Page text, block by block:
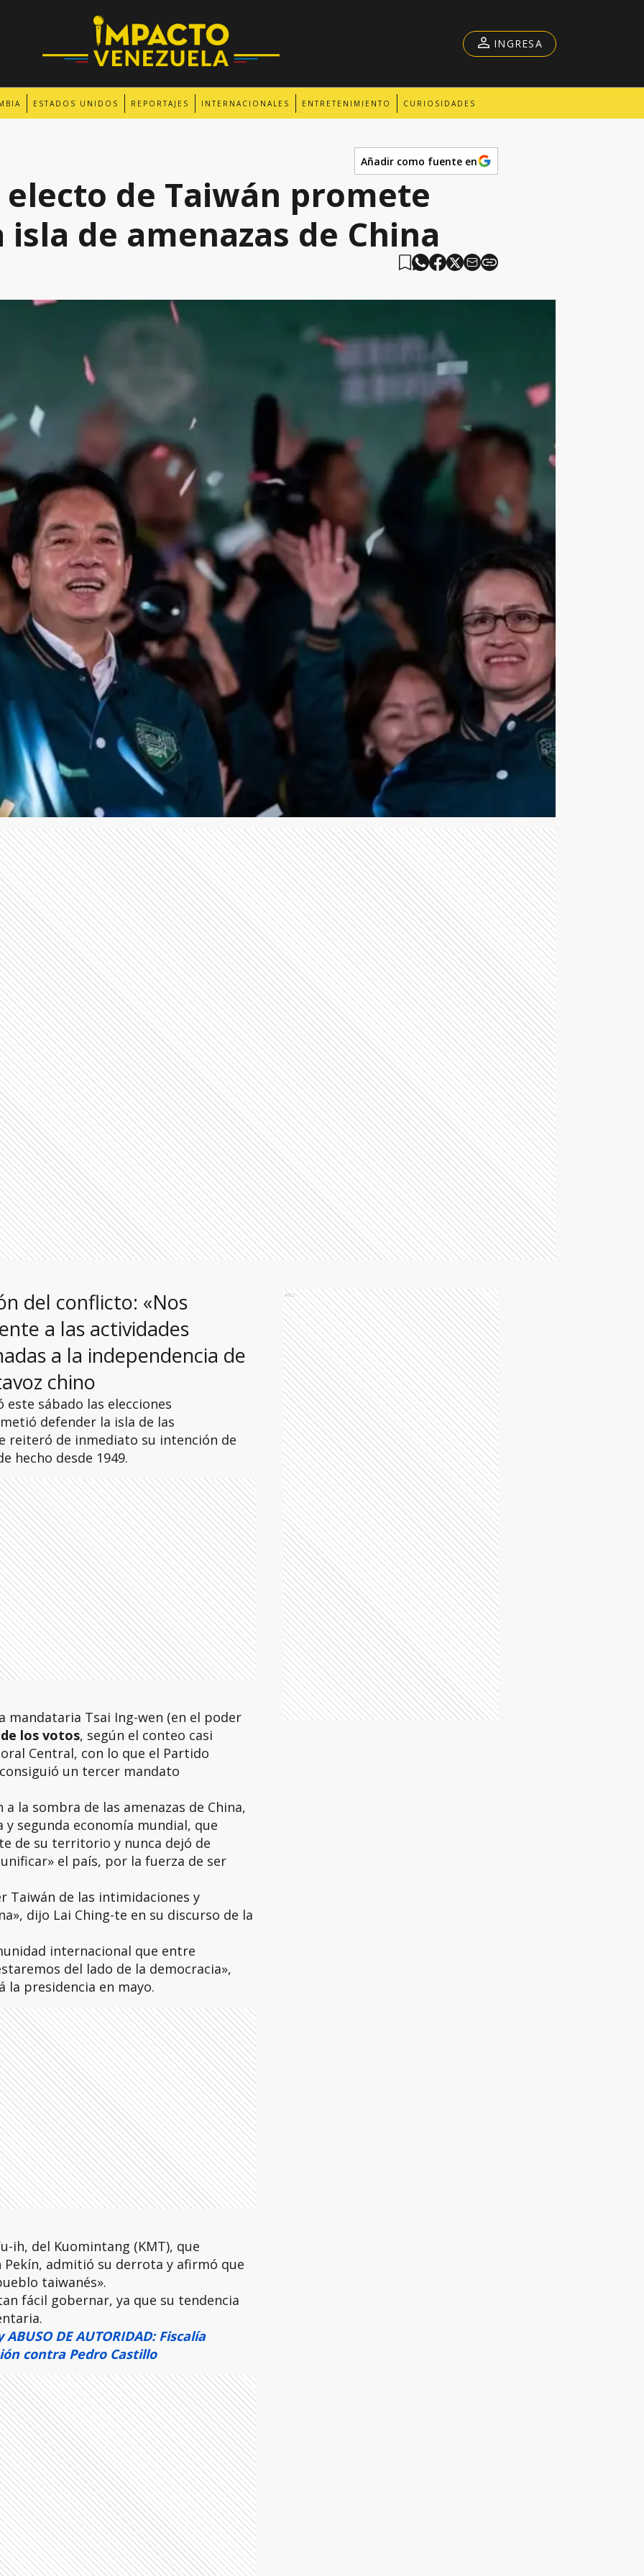
ESTADOS UNIDOS REPORTAJES INTERNACIONALES ENTRETENIMIENTO CURIOSIDADES
INGRESA
Añadir como fuente en
de Taiwán promete
de amenazas de China
del conflicto: «Nos
a las actividades
a la independencia de
chino
sábado las elecciones
defender la isla de las
reiteró de inmediato su intención de
hecho desde 1949.
mandataria Tsai Ing-wen (en el poder
los votos, según el conteo casi
Central, con lo que el Partido
un tercer mandato
la sombra de las amenazas de China,
segunda economía mundial, que
de su territorio y nunca dejó de
el país, por la fuerza de ser
Taiwán de las intimidaciones y
dijo Lai Ching-te en su discurso de la
internacional que entre
del lado de la democracia»,
la presidencia en mayo.
ih, del Kuomintang (KMT), que
admitió su derrota y afirmó que
taiwanés».
fácil gobernar, ya que su tendencia
ABUSO DE AUTORIDAD: Fiscalía
contra Pedro Castillo
Ads